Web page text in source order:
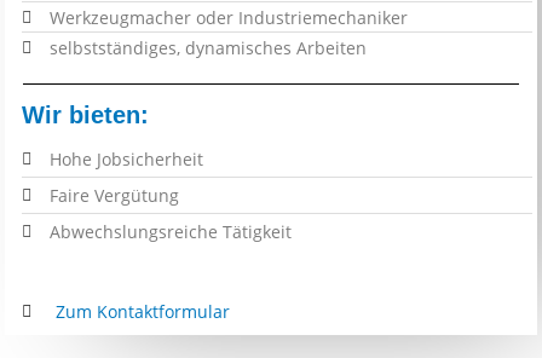
Werkzeugmacher oder Industriemechaniker
selbstständiges, dynamisches Arbeiten
Wir bieten:
Hohe Jobsicherheit
Faire Vergütung
Abwechslungsreiche Tätigkeit
Zum Kontaktformular